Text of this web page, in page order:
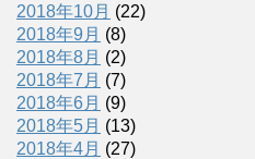
2018年10月 (22)
2018年9月 (8)
2018年8月 (2)
2018年7月 (7)
2018年6月 (9)
2018年5月 (13)
2018年4月 (27)